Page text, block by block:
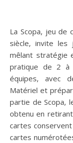
La Scopa, jeu de cartes traditionnel italien datant du XVIe
siècle, invite les
mêlant stratégie
pratique de 2 à
équipes, avec
Matériel et
partie de Scopa,
obtenu en
cartes
cartes